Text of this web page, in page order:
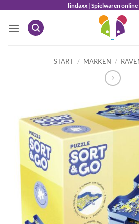
springen
lindaxx | Spielwaren
START / MARKEN /